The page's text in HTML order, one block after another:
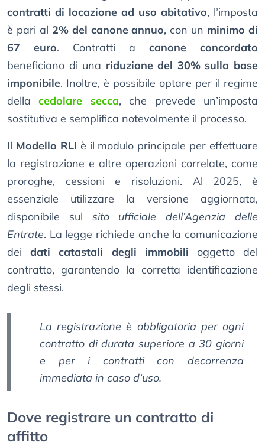
contratti di locazione ad uso abitativo, l’imposta
è pari al 2% del canone annuo, con un minimo di
67 euro. Contratti a canone concordato
beneficiano di una riduzione del 30% sulla base
imponibile. Inoltre, è possibile optare per il regime
dellacedolare secca, che prevede un’imposta
sostitutiva e semplifica notevolmente il processo.
Il Modello RLI è il modulo principale per effettuare
la registrazione e altre operazioni correlate, come
proroghe, cessioni e risoluzioni. Al 2025, è
essenziale utilizzare la versione aggiornata,
disponibile sul sito ufficiale dell’Agenzia delle
Entrate. La legge richiede anche la comunicazione
deidati catastali degli immobili oggetto del
contratto, garantendo la corretta identificazione
degli stessi.
La registrazione è obbligatoria per ogni
contratto di durata superiore a 30 giorni
e per i contratti con decorrenza
immediata in caso d’uso.
Dove registrare un contratto di
affitto